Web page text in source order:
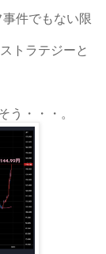
件でもない限
トラテジーと
う・・・。